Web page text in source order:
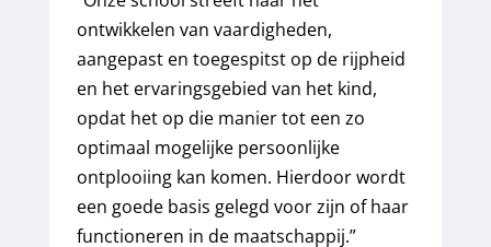
ontwikkelen van vaardigheden,
aangepast en toegespitst op de rijpheid
en het ervaringsgebied van het kind,
opdat het op die manier tot een zo
optimaal mogelijke persoonlijke
ontplooiing kan komen. Hierdoor wordt
een goede basis gelegd voor zijn of haar
functioneren in de maatschappij.”